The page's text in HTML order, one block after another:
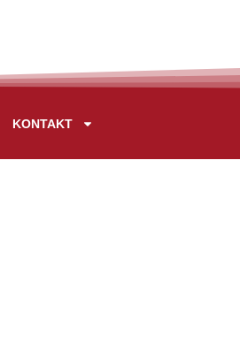
KONTAKT